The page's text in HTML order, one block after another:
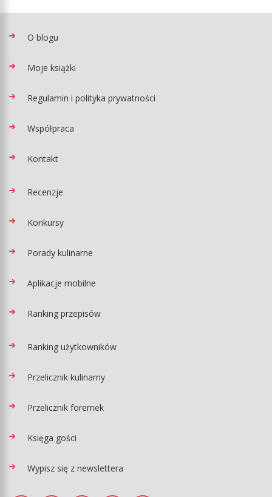
O blogu
Moje książki
Regulamin i polityka prywatności
Współpraca
Kontakt
Recenzje
Konkursy
Porady kulinarne
Aplikacje mobilne
Ranking przepisów
Ranking użytkowników
Przelicznik kulinarny
Przelicznik foremek
Księga gości
Wypisz się z newslettera